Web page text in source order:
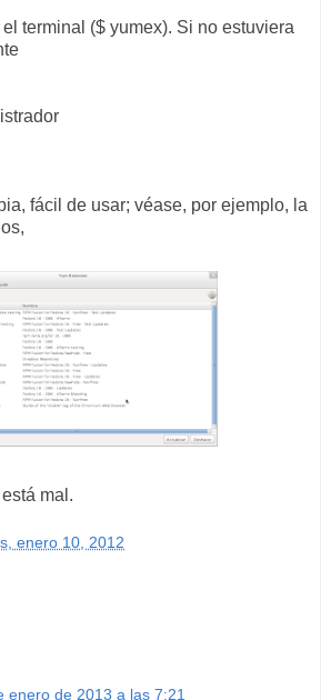
terminal ($ yumex). Si no estuviera
fácil de usar; véase, por ejemplo, la
mal.
enero 10, 2012
enero de 2013 a las 7:21